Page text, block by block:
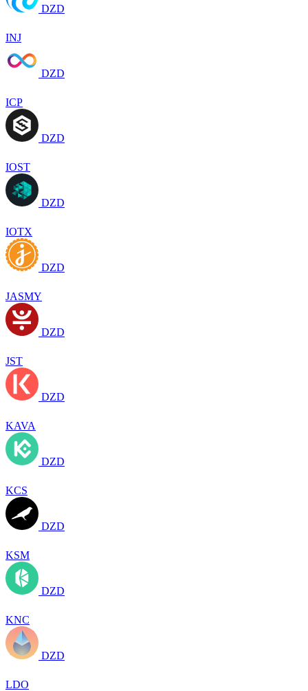
DZD
INJ
DZD
ICP
DZD
IOST
DZD
IOTX
DZD
JASMY
DZD
JST
DZD
KAVA
DZD
KCS
DZD
KSM
DZD
KNC
DZD
LDO